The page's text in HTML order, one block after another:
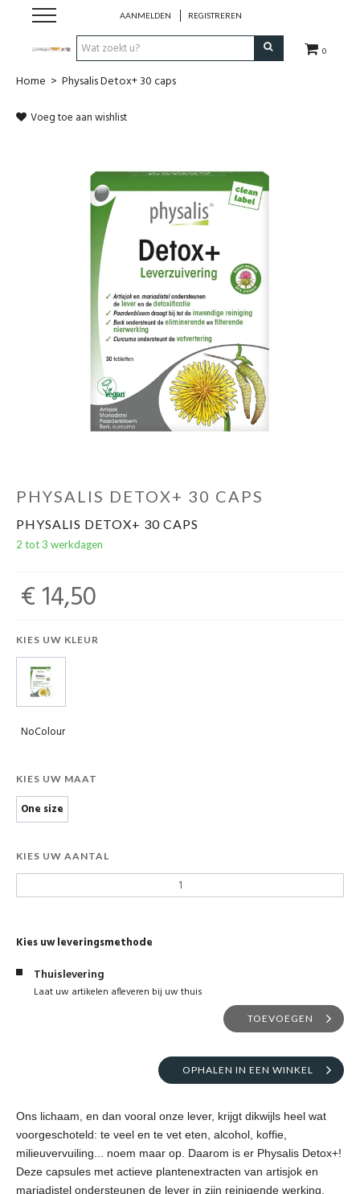
0
AANMELDEN REGISTREREN
Hulp bij
Thee & Kruiden
Huis & Gezelligheid
Evenementen
Home > Physalis Detox+ 30 caps
Voeg toe aan wishlist
PHYSALIS DETOX+ 30 CAPS
PHYSALIS DETOX+ 30 CAPS
2 tot 3 werkdagen
€ 14,50
KIES UW KLEUR
NoColour
KIES UW MAAT
One size
KIES UW AANTAL
Kies uw leveringsmethode
Thuislevering
Laat uw artikelen afleveren bij uw thuis
TOEVOEGEN
OPHALEN IN EEN WINKEL
Ons lichaam, en dan vooral onze lever, krijgt dikwijls heel wat
voorgeschoteld: te veel en te vet eten, alcohol, koffie,
milieuvervuiling... noem maar op. Daarom is er Physalis Detox+!
Deze capsules met actieve plantenextracten van artisjok en
mariadistel ondersteunen de lever in zijn reinigende werking.